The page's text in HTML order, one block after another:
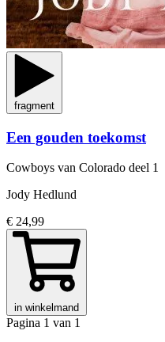
fragment
Een gouden toekomst
Cowboys van Colorado deel 1
Jody Hedlund
€ 24,99
in winkelmand
Pagina 1 van 1